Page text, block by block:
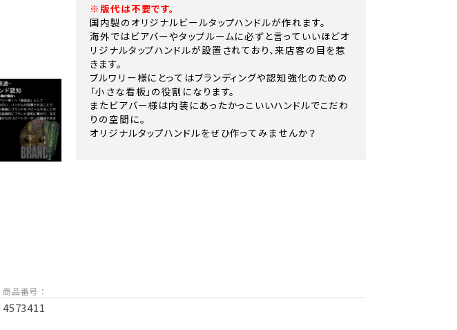
※版代は不要です。
国内製のオリジナルビールタップハンドルが作れます。
海外ではビアバーやタップルームに必ずと言っていいほどオ
リジナルタップハンドルが設置されており、来店客の目を惹
きます。
ブルワリー様にとってはブランディングや認知強化のための
「小さな看板」の役割になります。
またビアバー様は内装にあったかっこいいハンドルでこだわ
りの空間に。
オリジナルタップハンドルをぜひ作ってみませんか？
商品番号 ：
4573411